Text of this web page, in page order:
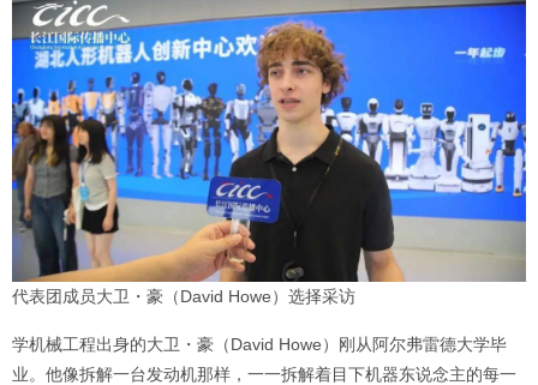
代表团成员大卫・豪（David Howe）选择采访
学机械工程出身的大卫・豪（David Howe）刚从阿尔弗雷德大学毕
业。他像拆解一台发动机那样，一一拆解着目下机器东说念主的每一